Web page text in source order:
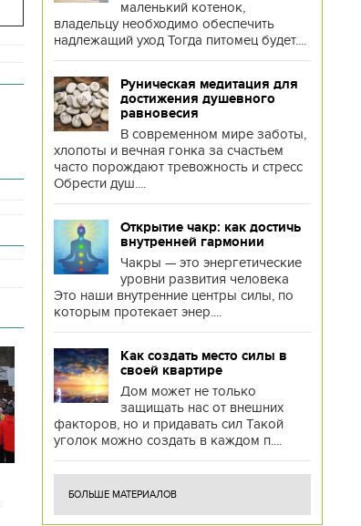
маленький котенок,
владельцу необходимо обеспечить
надлежащий уход Тогда питомец будет....
Руническая медитация для
достижения душевного
равновесия
В современном мире заботы,
хлопоты и вечная гонка за счастьем
часто порождают тревожность и стресс
Обрести душ....
Открытие чакр: как достичь
внутренней гармонии
Чакры — это энергетические
уровни развития человека
Это наши внутренние центры силы, по
которым протекает энер....
Как создать место силы в
своей квартире
Дом может не только
защищать нас от внешних
факторов, но и придавать сил Такой
уголок можно создать в каждом п....
БОЛЬШЕ МАТЕРИАЛОВ